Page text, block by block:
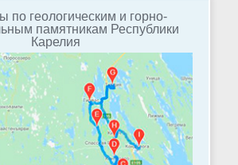
по геологическим и горно-
памятникам Республики
Карелия